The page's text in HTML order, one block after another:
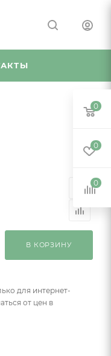
В КОРЗИНУ
для интернет-
от цен в
0
0
0